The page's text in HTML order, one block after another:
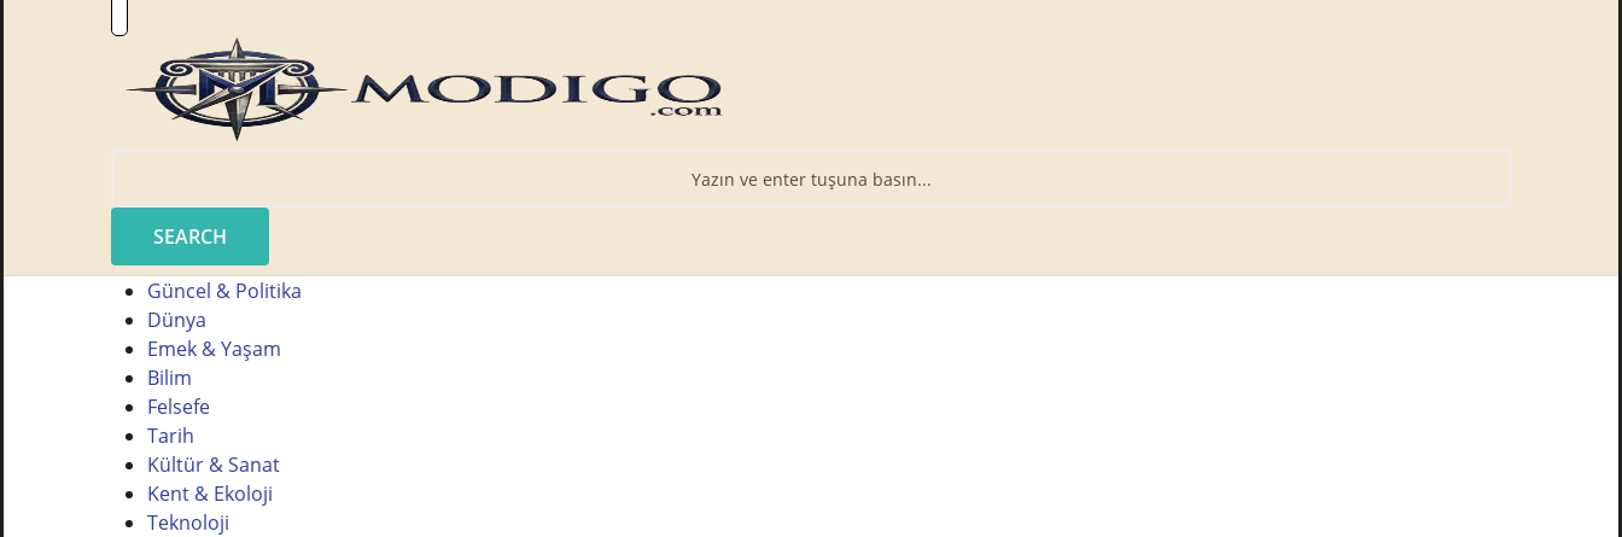
SEARCH
Güncel & Politika
Dünya
Emek & Yaşam
Bilim
Felsefe
Tarih
Kültür & Sanat
Kent & Ekoloji
Teknoloji